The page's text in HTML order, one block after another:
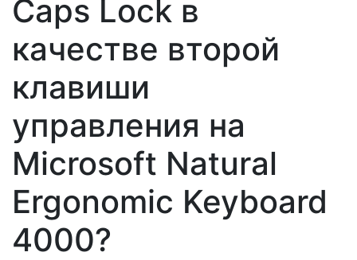
Caps Lock в
качестве второй
клавиши
управления на
Microsoft Natural
Ergonomic Keyboard
4000?